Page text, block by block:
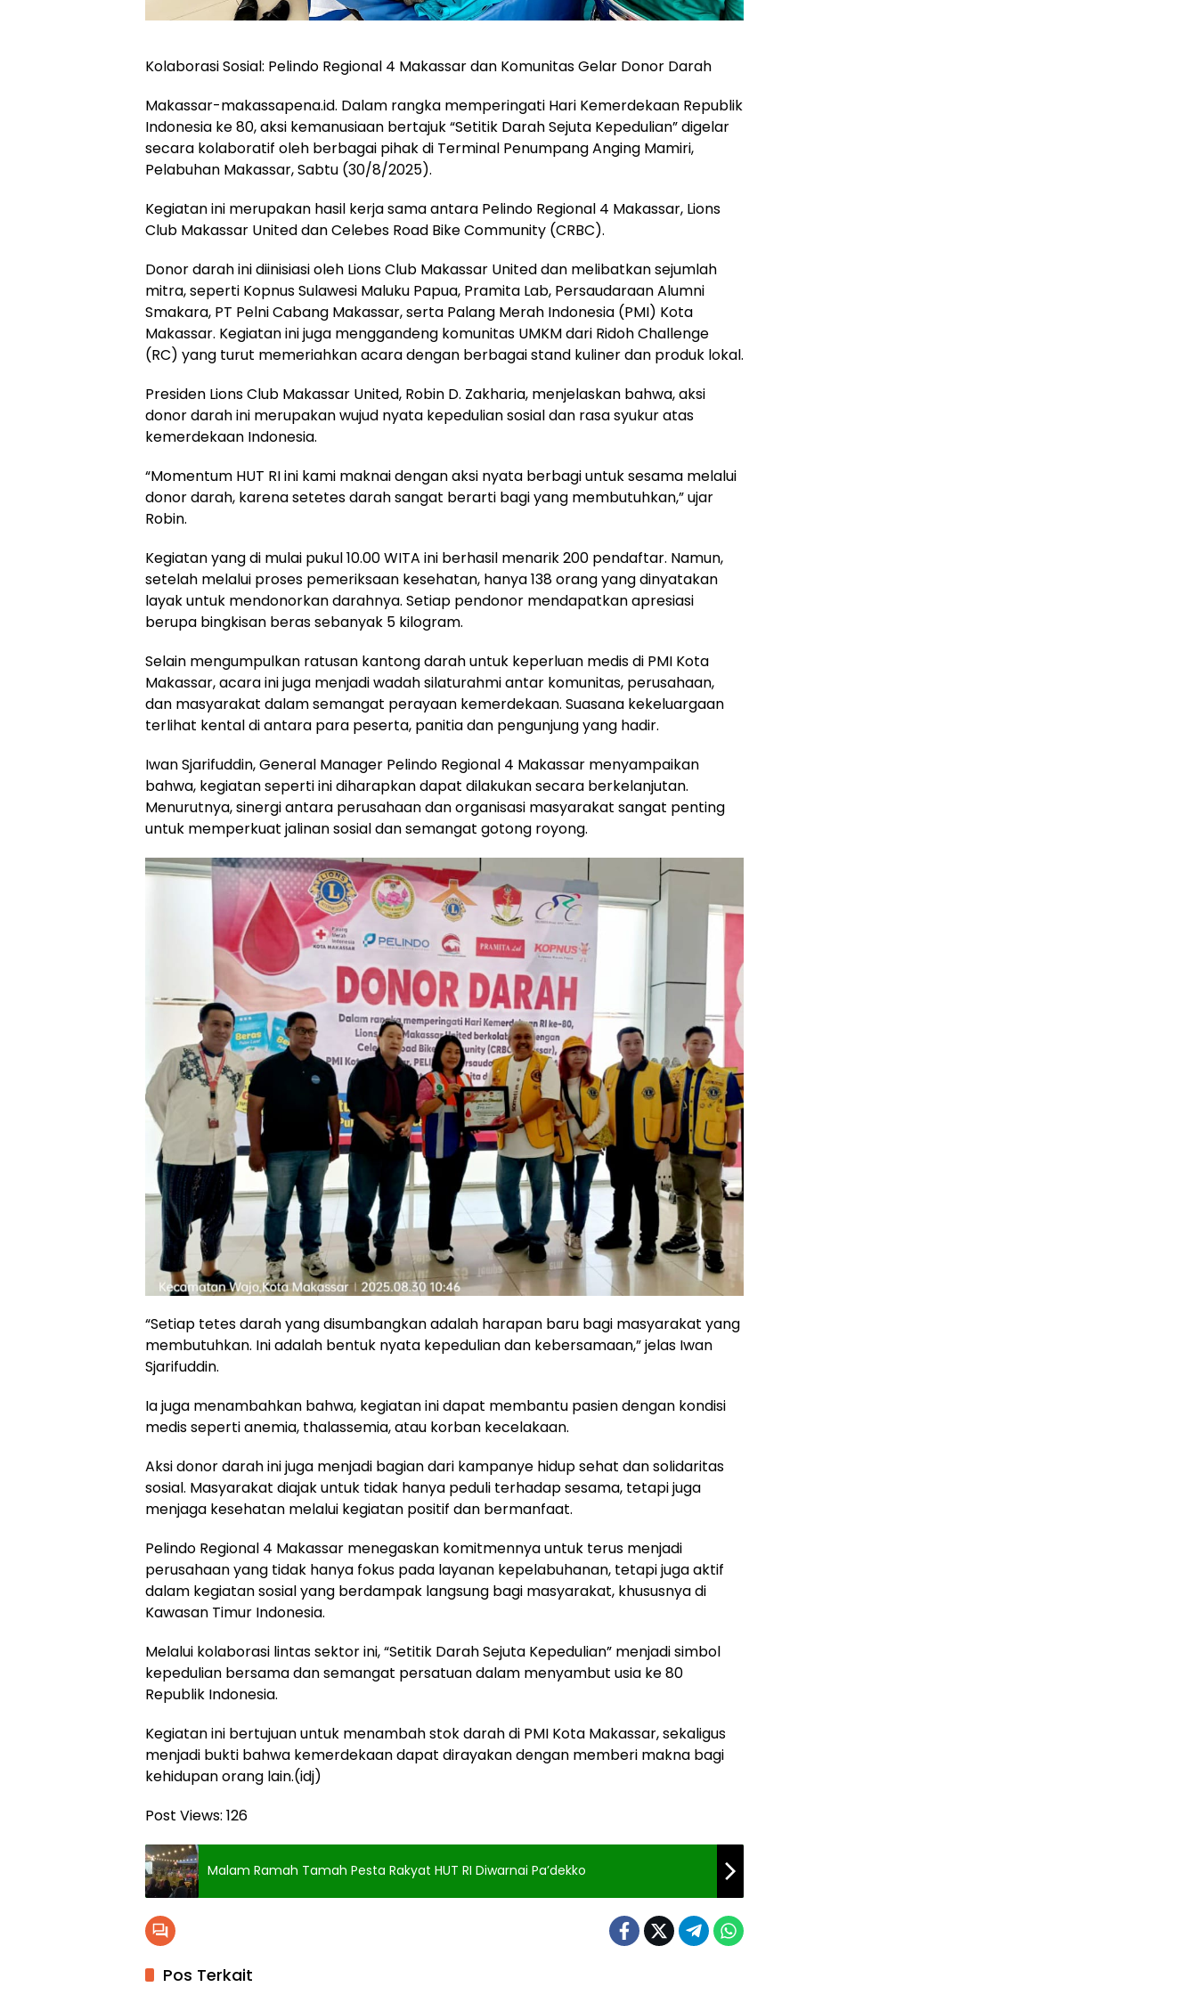
Kolaborasi Sosial: Pelindo Regional 4 Makassar dan Komunitas Gelar Donor Darah
Makassar-makassapena.id. Dalam rangka memperingati Hari Kemerdekaan Republik
Indonesia ke 80, aksi kemanusiaan bertajuk “Setitik Darah Sejuta Kepedulian” digelar
secara kolaboratif oleh berbagai pihak di Terminal Penumpang Anging Mamiri,
Pelabuhan Makassar, Sabtu (30/8/2025).
Kegiatan ini merupakan hasil kerja sama antara Pelindo Regional 4 Makassar, Lions
Club Makassar United dan Celebes Road Bike Community (CRBC).
Donor darah ini diinisiasi oleh Lions Club Makassar United dan melibatkan sejumlah
mitra, seperti Kopnus Sulawesi Maluku Papua, Pramita Lab, Persaudaraan Alumni
Smakara, PT Pelni Cabang Makassar, serta Palang Merah Indonesia (PMI) Kota
Makassar. Kegiatan ini juga menggandeng komunitas UMKM dari Ridoh Challenge
(RC) yang turut memeriahkan acara dengan berbagai stand kuliner dan produk lokal.
Presiden Lions Club Makassar United, Robin D. Zakharia, menjelaskan bahwa, aksi
donor darah ini merupakan wujud nyata kepedulian sosial dan rasa syukur atas
kemerdekaan Indonesia.
“Momentum HUT RI ini kami maknai dengan aksi nyata berbagi untuk sesama melalui
donor darah, karena setetes darah sangat berarti bagi yang membutuhkan,” ujar
Robin.
Kegiatan yang di mulai pukul 10.00 WITA ini berhasil menarik 200 pendaftar. Namun,
setelah melalui proses pemeriksaan kesehatan, hanya 138 orang yang dinyatakan
layak untuk mendonorkan darahnya. Setiap pendonor mendapatkan apresiasi
berupa bingkisan beras sebanyak 5 kilogram.
Selain mengumpulkan ratusan kantong darah untuk keperluan medis di PMI Kota
Makassar, acara ini juga menjadi wadah silaturahmi antar komunitas, perusahaan,
dan masyarakat dalam semangat perayaan kemerdekaan. Suasana kekeluargaan
terlihat kental di antara para peserta, panitia dan pengunjung yang hadir.
Iwan Sjarifuddin, General Manager Pelindo Regional 4 Makassar menyampaikan
bahwa, kegiatan seperti ini diharapkan dapat dilakukan secara berkelanjutan.
Menurutnya, sinergi antara perusahaan dan organisasi masyarakat sangat penting
untuk memperkuat jalinan sosial dan semangat gotong royong.
“Setiap tetes darah yang disumbangkan adalah harapan baru bagi masyarakat yang
membutuhkan. Ini adalah bentuk nyata kepedulian dan kebersamaan,” jelas Iwan
Sjarifuddin.
Ia juga menambahkan bahwa, kegiatan ini dapat membantu pasien dengan kondisi
medis seperti anemia, thalassemia, atau korban kecelakaan.
Aksi donor darah ini juga menjadi bagian dari kampanye hidup sehat dan solidaritas
sosial. Masyarakat diajak untuk tidak hanya peduli terhadap sesama, tetapi juga
menjaga kesehatan melalui kegiatan positif dan bermanfaat.
Pelindo Regional 4 Makassar menegaskan komitmennya untuk terus menjadi
perusahaan yang tidak hanya fokus pada layanan kepelabuhanan, tetapi juga aktif
dalam kegiatan sosial yang berdampak langsung bagi masyarakat, khususnya di
Kawasan Timur Indonesia.
Melalui kolaborasi lintas sektor ini, “Setitik Darah Sejuta Kepedulian” menjadi simbol
kepedulian bersama dan semangat persatuan dalam menyambut usia ke 80
Republik Indonesia.
Kegiatan ini bertujuan untuk menambah stok darah di PMI Kota Makassar, sekaligus
menjadi bukti bahwa kemerdekaan dapat dirayakan dengan memberi makna bagi
kehidupan orang lain.(idj)
Post Views: 126
Malam Ramah Tamah Pesta Rakyat HUT RI Diwarnai Pa’dekko
Pos Terkait